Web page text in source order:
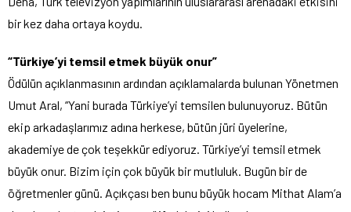
bir kez daha ortaya koydu.
“Türkiye’yi temsil etmek büyük onur”
Ödülün açıklanmasının ardından açıklamalarda bulunan Yönetmen
Umut Aral, “Yani burada Türkiye’yi temsilen bulunuyoruz. Bütün
ekip arkadaşlarımız adına herkese, bütün jüri üyelerine,
akademiye de çok teşekkür ediyoruz. Türkiye’yi temsil etmek
büyük onur. Bizim için çok büyük bir mutluluk. Bugün bir de
öğretmenler günü. Açıkçası ben bunu büyük hocam Mithat Alam’a